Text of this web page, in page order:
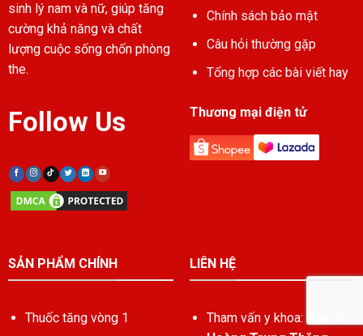
sinh lý nam và nữ, giúp tăng
cường khả năng và chất
lượng cuộc sống chốn phòng
the.
Follow Us
Chính sách bảo mật
Câu hỏi thường gặp
Tổng hợp các bài viết hay
Thương mại điện tử
SẢN PHẨM CHÍNH
Thuốc tăng vòng 1
LIÊN HỆ
Tham vấn y khoa: